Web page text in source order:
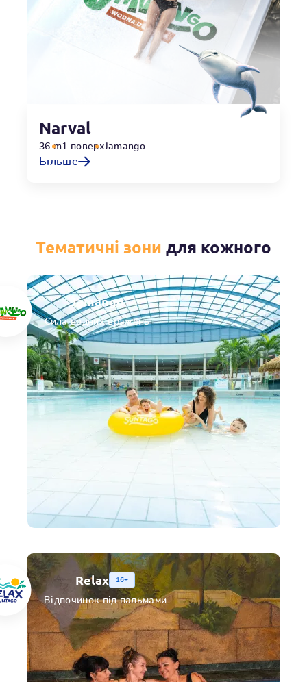
Narval
36 m1 поверхJamango
Більше
Тематичні зони для кожного
Jamango
Сила водних вражень
Relax 16+
Відпочинок під пальмами